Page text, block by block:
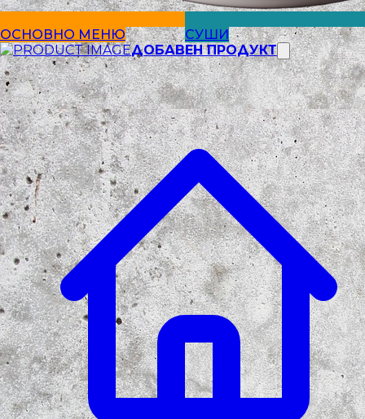
ОСНОВНО МЕНЮ
СУШИ
ДОБАВЕН ПРОДУКТ